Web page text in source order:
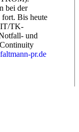
bei der
fort. Bis heute
IT/TK-
und
pr.de